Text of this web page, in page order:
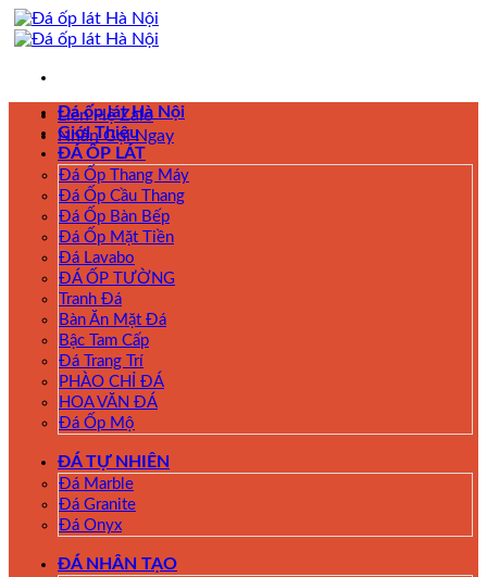
Skip
to
Liên Hệ Zalo
Nhấn Gọi Ngay
Đá ốp lát Hà Nội
Giới Thiệu
ĐÁ ỐP LÁT
Đá Ốp Thang Máy
Đá Ốp Cầu Thang
Đá Ốp Bàn Bếp
Đá Ốp Mặt Tiền
Đá Lavabo
ĐÁ ỐP TƯỜNG
Tranh Đá
Bàn Ăn Mặt Đá
Bậc Tam Cấp
Đá Trang Trí
PHÀO CHỈ ĐÁ
HOA VĂN ĐÁ
Đá Ốp Mộ
ĐÁ TỰ NHIÊN
Đá Marble
Đá Granite
Đá Onyx
ĐÁ NHÂN TẠO